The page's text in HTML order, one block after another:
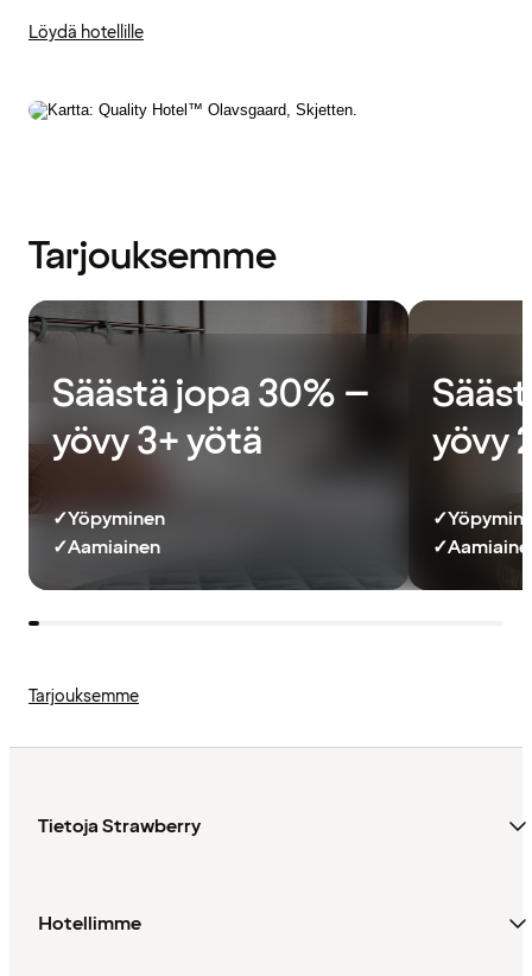
Löydä hotellille
Tarjouksemme
Säästä jopa 30% –
yövy 3+ yötä
✓Yöpyminen
✓Aamiainen
yövy
✓
✓
Tarjouksemme
Tietoja Strawberry
Hotellimme